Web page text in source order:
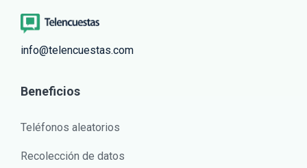
info@telencuestas.com
Beneficios
Teléfonos aleatorios
Recolección de datos